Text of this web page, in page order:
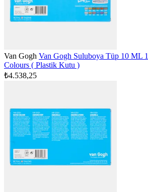
Van Gogh Van Gogh Suluboya Tüp 10 ML
Colours ( Plastik Kutu )
₺4.538,25